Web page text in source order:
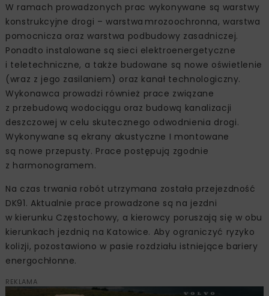
W ramach prowadzonych prac wykonywane są warstwy
konstrukcyjne drogi – warstwa mrozoochronna, warstwa
pomocnicza oraz warstwa podbudowy zasadniczej.
Ponadto instalowane są sieci elektroenergetyczne
i teletechniczne, a także budowane są nowe oświetlenie
(wraz z jego zasilaniem) oraz kanał technologiczny.
Wykonawca prowadzi również prace związane
z przebudową wodociągu oraz budową kanalizacji
deszczowej w celu skutecznego odwodnienia drogi.
Wykonywane są ekrany akustyczne I montowane
są nowe przepusty. Prace postępują zgodnie
z harmonogramem.
Na czas trwania robót utrzymana została przejezdność
DK91. Aktualnie prace prowadzone są na jezdni
w kierunku Częstochowy, a kierowcy poruszają się w obu
kierunkach jezdnią na Katowice. Aby ograniczyć ryzyko
kolizji, pozostawiono w pasie rozdziału istniejące bariery
energochłonne.
REKLAMA